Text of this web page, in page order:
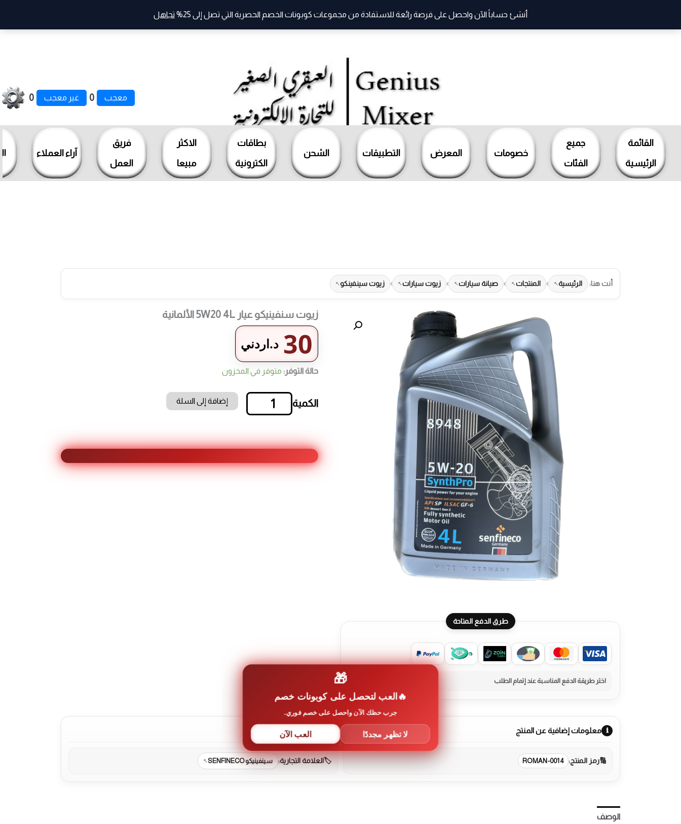
القائمة
الرئيسية
جميع
الفئات
خصومات المعرض التطبيقات الشحن
بطاقات
الكترونية
الاكثر
مبيعا
فريق
العمل
آراء العملاء
معجب 0 غير معجب 0
أنشئ حساباً الآن واحصل على فرصة رائعة للاستفادة من مجموعات كوبونات الخصم الحصرية التي تصل إلى 25% تجاهل
المحتوى
أنت هنا: الرئيسية › المنتجات › صيانة سيارات › زيوت سيارات › زيوت سينفينكو
طرق الدفع المتاحة
زيوت سنفينيكو عيار 5W20 4L الألمانية
30 د.اردني
حالة التوفر: متوفر في المخزون
كمية
5W20
4L
الألمانية
إضافة إلى السلة
معلومات إضافية عن المنتج
رمز المنتج: ROMAN-0014 العلامة التجارية: سينفينيكو SENFINECO
الوصف
🎁
العب لتحصل على كوبونات خصم
جرب حظك الآن واحصل على خصم فوري.
لا تظهر مجددًا العب الآن